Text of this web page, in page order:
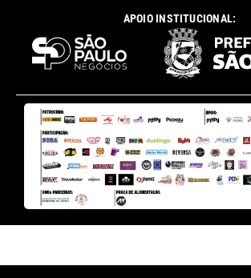
APOIO INSTITUCIONAL: